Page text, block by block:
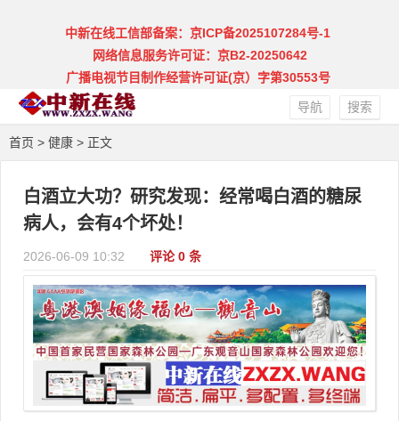
中新在线工信部备案：京ICP备2025107284号-1
网络信息服务许可证：京B2-20250642
广播电视节目制作经营许可证(京）字第30553号
搜索
导航
首页 > 健康 > 正文
白酒立大功？研究发现：经常喝白酒的糖尿
病人，会有4个坏处！
2026-06-09 10:32 评论 0 条